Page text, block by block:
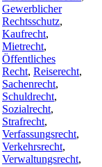
Gewerblicher
Rechtsschutz,
Kaufrecht,
Mietrecht,
Öffentliches
Recht, Reiserecht,
Sachenrecht,
Schuldrecht,
Sozialrecht,
Strafrecht,
Verfassungsrecht,
Verkehrsrecht,
Verwaltungsrecht,